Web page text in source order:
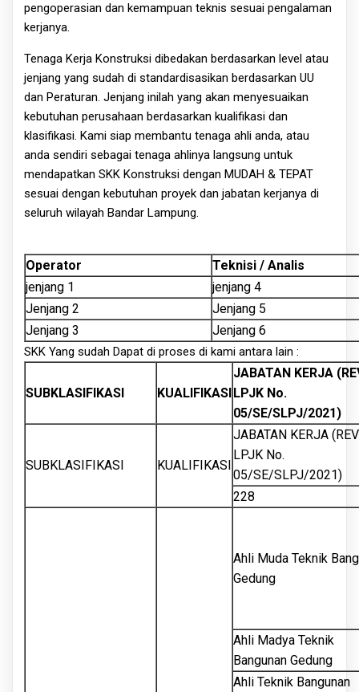
pengoperasian dan kemampuan teknis sesuai pengalaman
kerjanya.
Tenaga Kerja Konstruksi dibedakan berdasarkan level atau
jenjang yang sudah di standardisasikan berdasarkan UU
dan Peraturan. Jenjang inilah yang akan menyesuaikan
kebutuhan perusahaan berdasarkan kualifikasi dan
klasifikasi. Kami siap membantu tenaga ahli anda, atau
anda sendiri sebagai tenaga ahlinya langsung untuk
mendapatkan SKK Konstruksi dengan MUDAH & TEPAT
sesuai dengan kebutuhan proyek dan jabatan kerjanya di
seluruh wilayah Bandar Lampung.
Operator
Teknisi / Analis
jenjang 1
jenjang 4
Jenjang 2
Jenjang 5
Jenjang 3
Jenjang 6
SKK Yang sudah Dapat di proses di kami antara lain :
SUBKLASIFIKASI KUALIFIKASI
JABATAN KERJA
LPJK No.
05/SE/SLPJ/2021)
SUBKLASIFIKASI KUALIFIKASI
JABATAN KERJA (REV
LPJK No.
05/SE/SLPJ/2021)
228
Ahli Muda Teknik
Gedung
Ahli Madya Teknik
Bangunan Gedung
Ahli Teknik Bangunan